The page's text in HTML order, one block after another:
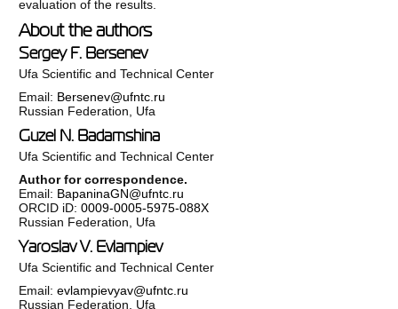
evaluation of the results.
About the authors
Sergey F. Bersenev
Ufa Scientific and Technical Center
Email: Bersenev@ufntc.ru
Russian Federation, Ufa
Guzel N. Badamshina
Ufa Scientific and Technical Center
Author for correspondence.
Email: BapaninaGN@ufntc.ru
ORCID iD:0009-0005-5975-088X
Russian Federation, Ufa
Yaroslav V. Evlampiev
Ufa Scientific and Technical Center
Email:evlampievyav@ufntc.ru
Russian Federation, Ufa